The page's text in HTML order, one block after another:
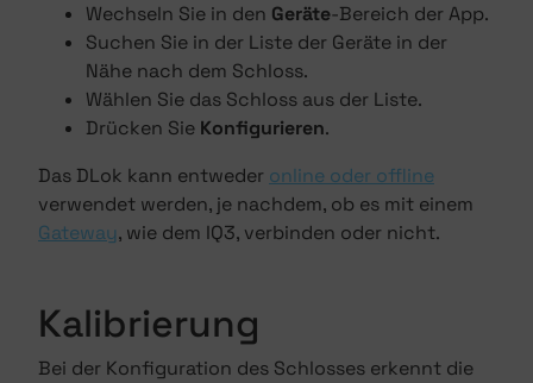
Wechseln Sie in den Geräte-Bereich der App.
Suchen Sie in der Liste der Geräte in der
Nähe nach dem Schloss.
Wählen Sie das Schloss aus der Liste.
Drücken Sie Konfigurieren.
Das DLok kann entweder online oder offline
verwendet werden, je nachdem, ob es mit einem
Gateway, wie dem IQ3, verbinden oder nicht.
Kalibrierung
Bei der Konfiguration des Schlosses erkennt die